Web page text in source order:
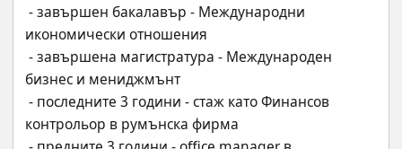
икономически отношения
бизнес и мениджмънт
контрольор в румънска фирма